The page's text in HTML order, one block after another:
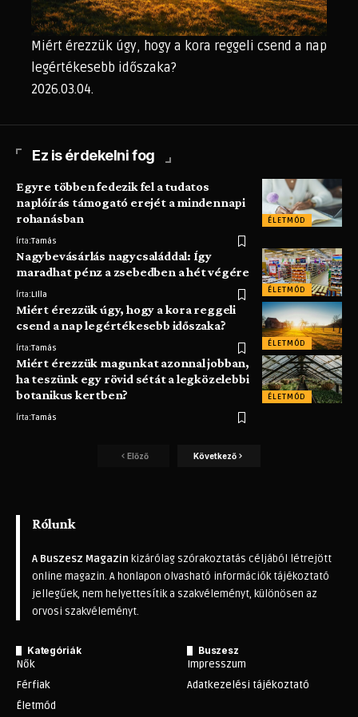
Miért érezzük úgy, hogy a kora reggeli csend a nap
legértékesebb időszaka?
2026.03.04.
Ez is érdekelni fog
ÉLETMÓD
Egyre többen fedezik fel a tudatos
naplóírás támogató erejét a mindennapi
rohanásban
Írta:Tamás
ÉLETMÓD
Nagybevásárlás nagycsaláddal: Így
maradhat pénz a zsebedben a hét végére
Írta: LIlla
ÉLETMÓD
Miért érezzük úgy, hogy a kora reggeli
csend a nap legértékesebb időszaka?
Írta:Tamás
ÉLETMÓD
Miért érezzük magunkat azonnal jobban,
ha teszünk egy rövid sétát a legközelebbi
botanikus kertben?
Írta:Tamás
Előző Következő
Rólunk
A Buszesz Magazin kizárólag szórakoztatás céljából létrejött
online magazin. A honlapon olvasható információk tájékoztató
jellegűek, nem helyettesítik a szakvéleményt, különösen az
orvosi szakvéleményt.
Kategóriák
Nők
Férfiak
Életmód
Buszesz
Impresszum
Adatkezelési tájékoztató